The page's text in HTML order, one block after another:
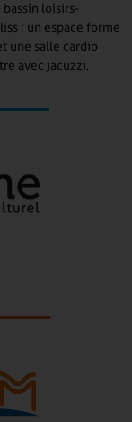
loisirs-
; un espace forme
une salle cardio
avec jacuzzi,